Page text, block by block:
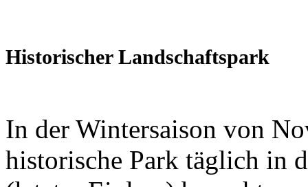
Historischer Landschaftspark
In der Wintersaison von
historische Park täglich in